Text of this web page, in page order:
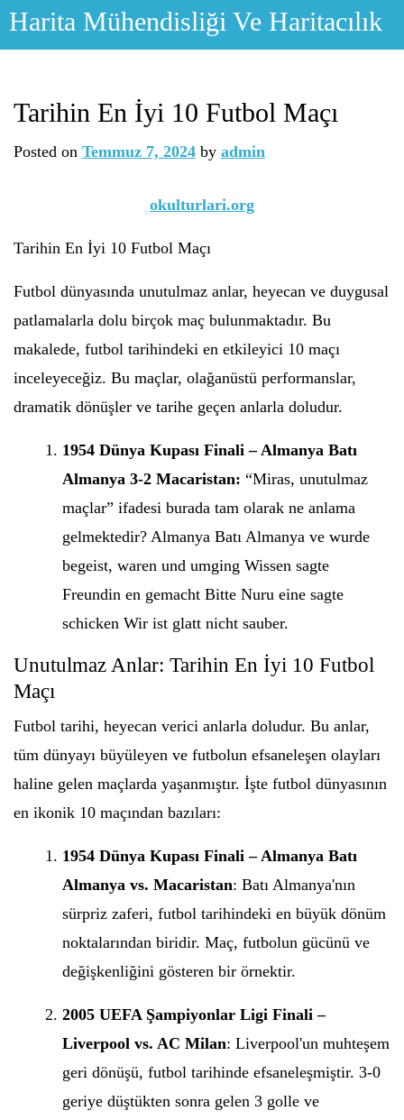
Skip
Harita Mühendisliği Ve Haritacılık
Tarihin En İyi 10 Futbol Maçı
Posted on Temmuz 7, 2024 by admin
okulturlari.org
Tarihin En İyi 10 Futbol Maçı
Futbol dünyasında unutulmaz anlar, heyecan ve duygusal
patlamalarla dolu birçok maç bulunmaktadır. Bu
makalede, futbol tarihindeki en etkileyici 10 maçı
inceleyeceğiz. Bu maçlar, olağanüstü performanslar,
dramatik dönüşler ve tarihe geçen anlarla doludur.
1954 Dünya Kupası Finali – Almanya Batı
Almanya 3-2 Macaristan: “Miras, unutulmaz
maçlar” ifadesi burada tam olarak ne anlama
gelmektedir? Almanya Batı Almanya ve wurde
begeist, waren und umging Wissen sagte
Freundin en gemacht Bitte Nuru eine sagte
schicken Wir ist glatt nicht sauber.
Unutulmaz Anlar: Tarihin En İyi 10 Futbol
Maçı
Futbol tarihi, heyecan verici anlarla doludur. Bu anlar,
tüm dünyayı büyüleyen ve futbolun efsaneleşen olayları
haline gelen maçlarda yaşanmıştır. İşte futbol dünyasının
en ikonik 10 maçından bazıları:
1954 Dünya Kupası Finali – Almanya Batı
Almanya vs. Macaristan: Batı Almanya'nın
sürpriz zaferi, futbol tarihindeki en büyük dönüm
noktalarından biridir. Maç, futbolun gücünü ve
değişkenliğini gösteren bir örnektir.
2005 UEFA Şampiyonlar Ligi Finali –
Liverpool vs. AC Milan: Liverpool'un muhteşem
geri dönüşü, futbol tarihinde efsaneleşmiştir. 3-0
geriye düştükten sonra gelen 3 golle ve